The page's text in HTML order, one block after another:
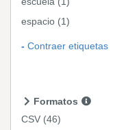
espacio (1)
Contraer etiquetas
Formatos
CSV (46)